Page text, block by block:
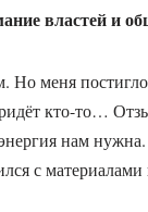
властей и
Но меня
кто-то…
нам
с